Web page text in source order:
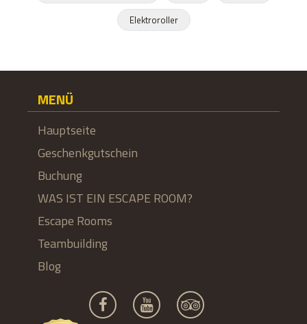
Elektroroller
MENÜ
Hauptseite
Geschenkgutschein
Buchung
WAS IST EIN ESCAPE ROOM?
Escape Rooms
Teambuilding
Blog